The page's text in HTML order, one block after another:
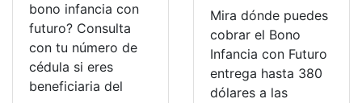
bono infancia con
futuro? Consulta
con tu número de
cédula si eres
beneficiaria del
Mira dónde puedes
cobrar el Bono
Infancia con Futuro
entrega hasta 380
dólares a las